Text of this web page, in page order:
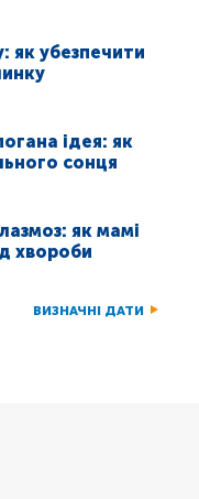
як убезпечити
ідея: як
сонця
як мамі
хвороби
ВИЗНАЧНІ ДАТИ